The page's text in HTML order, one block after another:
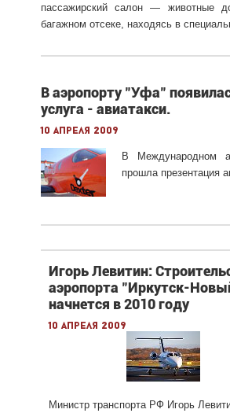
пассажирский салон — животные
багажном отсеке, находясь в
В аэропорту "Уфа"
услуга - авиатакси.
10 апреля 2009
В Международном
прошла презентация
Игорь Левитин:
аэропорта "Иркутск-
начнется в 2010 году
10 апреля 2009
Министр транспорта РФ Игорь